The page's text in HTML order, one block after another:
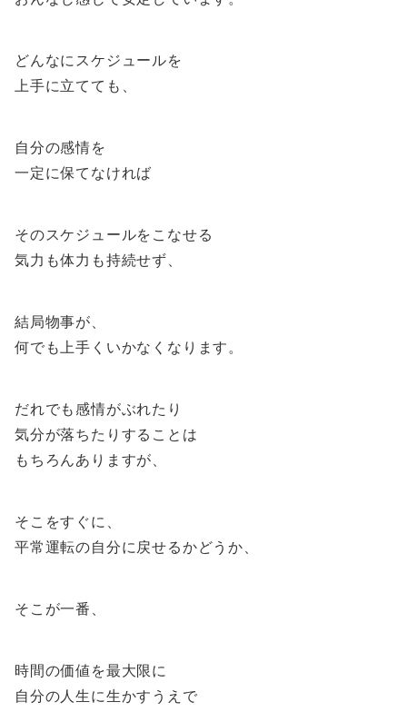
どんなにスケジュールを
上手に立てても、
自分の感情を
一定に保てなければ
そのスケジュールをこなせる
気力も体力も持続せず、
結局物事が、
何でも上手くいかなくなります。
だれでも感情がぶれたり
気分が落ちたりすることは
もちろんありますが、
そこをすぐに、
平常運転の自分に戻せるかどうか、
そこが一番、
時間の価値を最大限に
自分の人生に生かすうえで